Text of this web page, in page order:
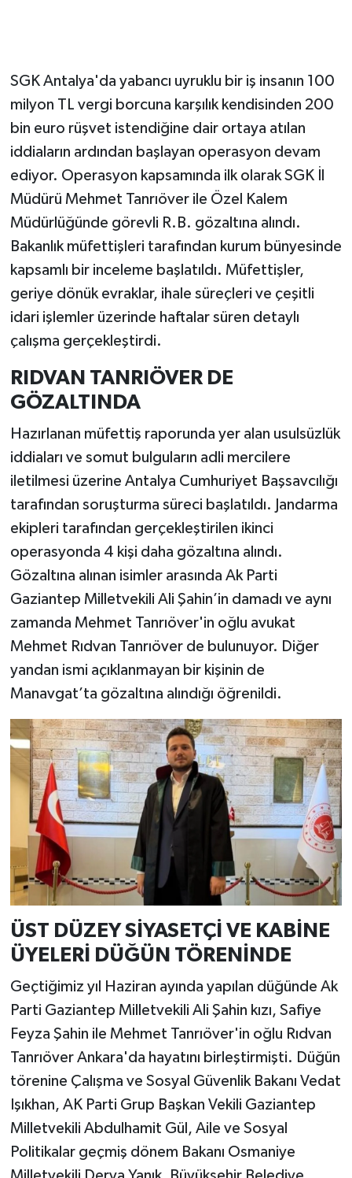
SGK Antalya'da yabancı uyruklu bir iş insanın 100
milyon TL vergi borcuna karşılık kendisinden 200
bin euro rüşvet istendiğine dair ortaya atılan
iddiaların ardından başlayan operasyon devam
ediyor. Operasyon kapsamında ilk olarak SGK İl
Müdürü Mehmet Tanrıöver ile Özel Kalem
Müdürlüğünde görevli R.B. gözaltına alındı.
Bakanlık müfettişleri tarafından kurum bünyesinde
kapsamlı bir inceleme başlatıldı. Müfettişler,
geriye dönük evraklar, ihale süreçleri ve çeşitli
idari işlemler üzerinde haftalar süren detaylı
çalışma gerçekleştirdi.
RIDVAN TANRIÖVER DE
GÖZALTINDA
Hazırlanan müfettiş raporunda yer alan usulsüzlük
iddiaları ve somut bulguların adli mercilere
iletilmesi üzerine Antalya Cumhuriyet Başsavcılığı
tarafından soruşturma süreci başlatıldı. Jandarma
ekipleri tarafından gerçekleştirilen ikinci
operasyonda 4 kişi daha gözaltına alındı.
Gözaltına alınan isimler arasında Ak Parti
Gaziantep Milletvekili Ali Şahin’in damadı ve aynı
zamanda Mehmet Tanrıöver'in oğlu avukat
Mehmet Rıdvan Tanrıöver de bulunuyor. Diğer
yandan ismi açıklanmayan bir kişinin de
Manavgat’ta gözaltına alındığı öğrenildi.
ÜST DÜZEY SİYASETÇİ VE KABİNE
ÜYELERİ DÜĞÜN TÖRENİNDE
Geçtiğimiz yıl Haziran ayında yapılan düğünde Ak
Parti Gaziantep Milletvekili Ali Şahin kızı, Safiye
Feyza Şahin ile Mehmet Tanrıöver'in oğlu Rıdvan
Tanrıöver Ankara'da hayatını birleştirmişti. Düğün
törenine Çalışma ve Sosyal Güvenlik Bakanı Vedat
Işıkhan, AK Parti Grup Başkan Vekili Gaziantep
Milletvekili Abdulhamit Gül, Aile ve Sosyal
Politikalar geçmiş dönem Bakanı Osmaniye